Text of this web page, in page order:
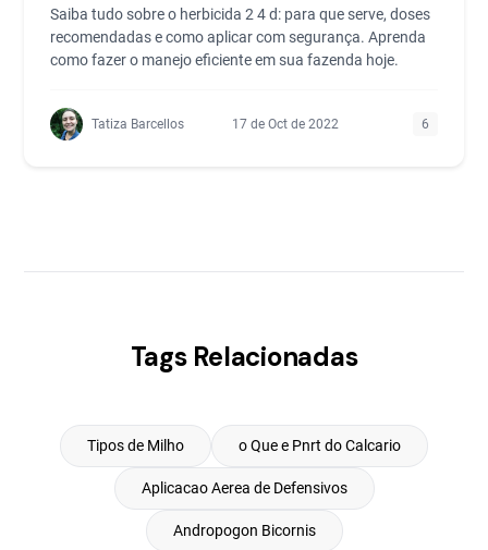
Saiba tudo sobre o herbicida 2 4 d: para que serve, doses
recomendadas e como aplicar com segurança. Aprenda
como fazer o manejo eficiente em sua fazenda hoje.
Tatiza Barcellos 17 de Oct de 2022 6
Tags Relacionadas
Tipos de Milho o Que e Pnrt do Calcario
Aplicacao Aerea de Defensivos
Andropogon Bicornis